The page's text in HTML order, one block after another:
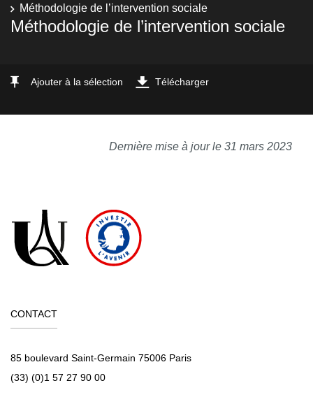
Méthodologie de l’intervention sociale
Méthodologie de l’intervention sociale
Ajouter à la sélection Télécharger
Dernière mise à jour le 31 mars 2023
CONTACT
85 boulevard Saint-Germain 75006 Paris
(33) (0)1 57 27 90 00